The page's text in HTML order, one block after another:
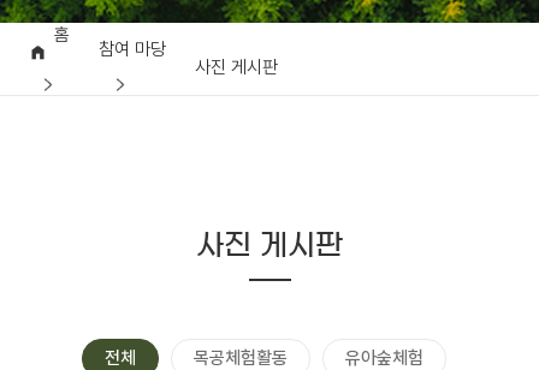
홈
참여 마당
사진 게시판
사진 게시판
전체 목공체험활동
유아숲체험